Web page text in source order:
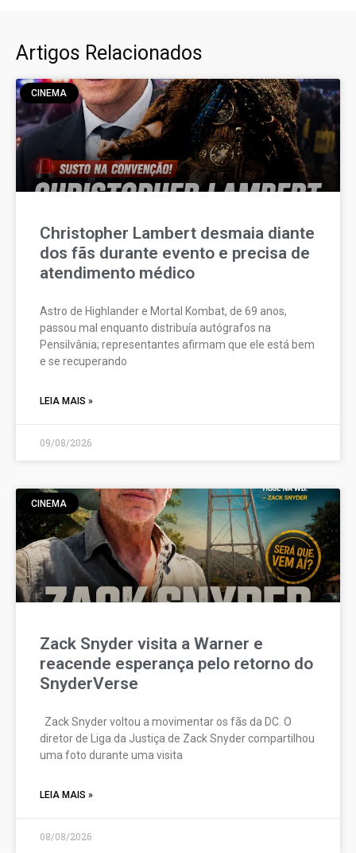
Artigos Relacionados
CINEMA
Christopher Lambert desmaia diante
dos fãs durante evento e precisa de
atendimento médico
Astro de Highlander e Mortal Kombat, de 69 anos,
passou mal enquanto distribuía autógrafos na
Pensilvânia; representantes afirmam que ele está bem
e se recuperando
LEIA MAIS »
09/08/2026
CINEMA
Zack Snyder visita a Warner e
reacende esperança pelo retorno do
SnyderVerse
Zack Snyder voltou a movimentar os fãs da DC. O
diretor de Liga da Justiça de Zack Snyder compartilhou
uma foto durante uma visita
LEIA MAIS »
08/08/2026